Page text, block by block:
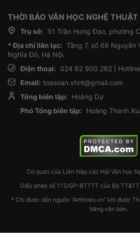
THỜI BÁO VĂN HỌC NGHỆ THUẬT
Trụ sở:
51 Trần Hưng Đạo, phường
* Địa chỉ liên lạc: Tầng 7, số 66 Nguyễn
Nghĩa Đô, Hà Nội.
Điện thoại:
024 62 900 262 |
Email: toasoan.vhnt@gmail.com
Tổng biên tập:
Hoàng Dự
Phó Tổng biên tập:
Hoàng Thanh
Cơ quan của Liên hiệp các Hội Văn học
Giấy phép số 173/GP-BTTTT của Bộ
* Chỉ được dẫn nguồn "Arttimes.vn" khi được
bằng văn bản.